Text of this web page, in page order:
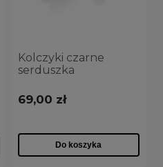
Kolczyki czarne
serduszka
69,00 zł
Do koszyka